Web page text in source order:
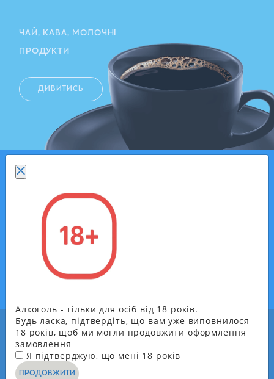
ЧАЙ, КАВА, МОЛОЧНІ
ПРОДУКТИ
ДИВИТИСЬ
ОДНОРАЗОВИЙ
ПОСУД
КУЛЕРИ ТА
ОБЛАДНАННЯ
Алкоголь - тільки для осіб від 18 років.
Будь ласка, підтвердіть, що вам уже виповнилося
18 років, щоб ми могли продовжити оформлення
замовлення
Я підтверджую, що мені 18 років
ПРОДОВЖИТИ